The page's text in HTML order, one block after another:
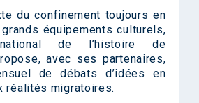
du confinement toujours en
équipements culturels,
de l’histoire de
avec ses partenaires,
de débats d’idées en
réalités migratoires.